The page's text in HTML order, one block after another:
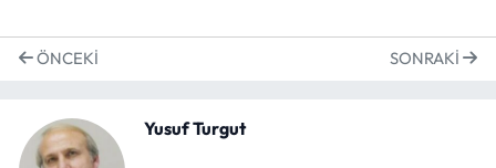
ÖNCEKI SONRAKI
Yusuf Turgut